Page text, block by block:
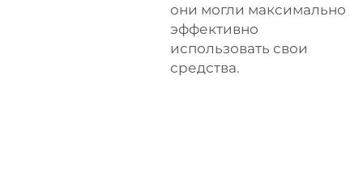
они могли максимально
эффективно
использовать свои
средства.